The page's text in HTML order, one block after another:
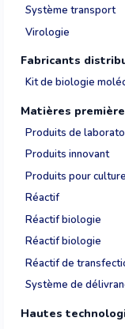
Système transport
Virologie
Fabricants
Kit de biologie
Matières
Produits de
Produits innovant
Produits pour
Réactif
Réactif biologie
Réactif biologie
Réactif de
Système de
Hautes